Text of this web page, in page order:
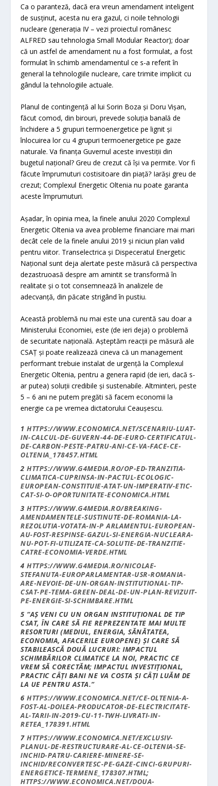
Ca o paranteză, dacă era vreun amendament inteligent
de susținut, acesta nu era gazul, ci noile tehnologii
nucleare (generația IV – vezi proiectul românesc
ALFRED sau tehnologia Small Modular Reactor); doar
că un astfel de amendament nu a fost formulat, a fost
formulat în schimb amendamentul ce s-a referit în
general la tehnologiile nucleare, care trimite implicit cu
gândul la tehnologiile actuale.
Planul de contingență al lui Sorin Boza și Doru Vișan,
făcut comod, din birouri, prevede soluția banală de
închidere a 5 grupuri termoenergetice pe lignit și
înlocuirea lor cu 4 grupuri termoenergetice pe gaze
naturale. Va finanța Guvernul aceste investiții din
bugetul național? Greu de crezut că își va permite. Vor fi
făcute împrumuturi costisitoare din piață? Iarăși greu de
crezut; Complexul Energetic Oltenia nu poate garanta
aceste împrumuturi.
Așadar, în opinia mea, la finele anului 2020 Complexul
Energetic Oltenia va avea probleme financiare mai mari
decât cele de la finele anului 2019 și niciun plan valid
pentru viitor. Transelectrica și Dispeceratul Energetic
Național sunt deja alertate peste măsură că perspectiva
dezastruoasă despre am amintit se transformă în
realitate și o tot consemnează în analizele de
adecvanță, din păcate strigând în pustiu.
Această problemă nu mai este una curentă sau doar a
Ministerului Economiei, este (de ieri deja) o problemă
de securitate națională. Așteptăm reacții pe măsură ale
CSAȚ și poate realizează cineva că un management
performant trebuie instalat de urgență la Complexul
Energetic Oltenia, pentru a genera rapid (de ieri, dacă s-
ar putea) soluții credibile și sustenabile. Altminteri, peste
5 – 6 ani ne putem pregăti să facem economii la
energie ca pe vremea dictatorului Ceaușescu.
1 HTTPS://WWW.ECONOMICA.NET/SCENARIU-LUAT-
IN-CALCUL-DE-GUVERN-44-DE-EURO-CERTIFICATUL-
DE-CARBON-PESTE-PATRU-ANI-CE-VA-FACE-CE-
OLTENIA_178457.HTML
2 HTTPS://WWW.G4MEDIA.RO/OP-ED-TRANZITIA-
CLIMATICA-CUPRINSA-IN-PACTUL-ECOLOGIC-
EUROPEAN-CONSTITUIE-ATAT-UN-IMPERATIV-ETIC-
CAT-SI-O-OPORTUNITATE-ECONOMICA.HTML
3 HTTPS://WWW.G4MEDIA.RO/BREAKING-
AMENDAMENTELE-SUSTINUTE-DE-ROMANIA-LA-
REZOLUTIA-VOTATA-IN-P ARLAMENTUL-EUROPEAN-
AU-FOST-RESPINSE-GAZUL-SI-ENERGIA-NUCLEARA-
NU-POT-FI-UTILIZATE-CA-SOLUTIE-DE-TRANZITIE-
CATRE-ECONOMIA-VERDE.HTML
4 HTTPS://WWW.G4MEDIA.RO/NICOLAE-
STEFANUTA-EUROPARLAMENTAR-USR-ROMANIA-
ARE-NEVOIE-DE-UN-ORGAN-INSTITUTIONAL-TIP-
CSAT-PE-TEMA-GREEN-DEAL-DE-UN-PLAN-REVIZUIT-
PE-ENERGIE-SI-SCHIMBARE.HTML
5 “AȘVENI CU UN ORGAN INSTITUȚIONAL DE TIP
CSAT,ÎN CARE SĂ FIE REPREZENTATE MAI MULTE
RESORTURI (MEDIUL, ENERGIA, SĂNĂTATEA,
ECONOMIA, AFACERILE EUROPENE)ȘI CARE SĂ
STABILEASCĂ DOUĂ LUCRURI: IMPACTUL
SCHIMBĂRILOR CLIMATICE LA NOI, PRACTIC CE
VREM SĂ CORECTĂM; IMPACTUL INVESTIȚIONAL,
PRACTIC CÂȚI BANI NE VA COSTAȘI CÂȚI LUĂM DE
LA UE PENTRU ASTA.“
6 HTTPS://WWW.ECONOMICA.NET/CE-OLTENIA-A-
FOST-AL-DOILEA-PRODUCATOR-DE-ELECTRICITATE-
AL-TARII-IN-2019-CU-11-TWH-LIVRATI-IN-
RETEA_178391.HTML
7 HTTPS://WWW.ECONOMICA.NET/EXCLUSIV-
PLANUL-DE-RESTRUCTURARE-AL-CE-OLTENIA-SE-
INCHID-PATRU-CARIERE-MINERE-SE-
INCHID/RECONVERTESC-PE-GAZE-CINCI-GRUPURI-
ENERGETICE-TERMENE_178307.HTML;
HTTPS://WWW.ECONOMICA.NET/DOUA-